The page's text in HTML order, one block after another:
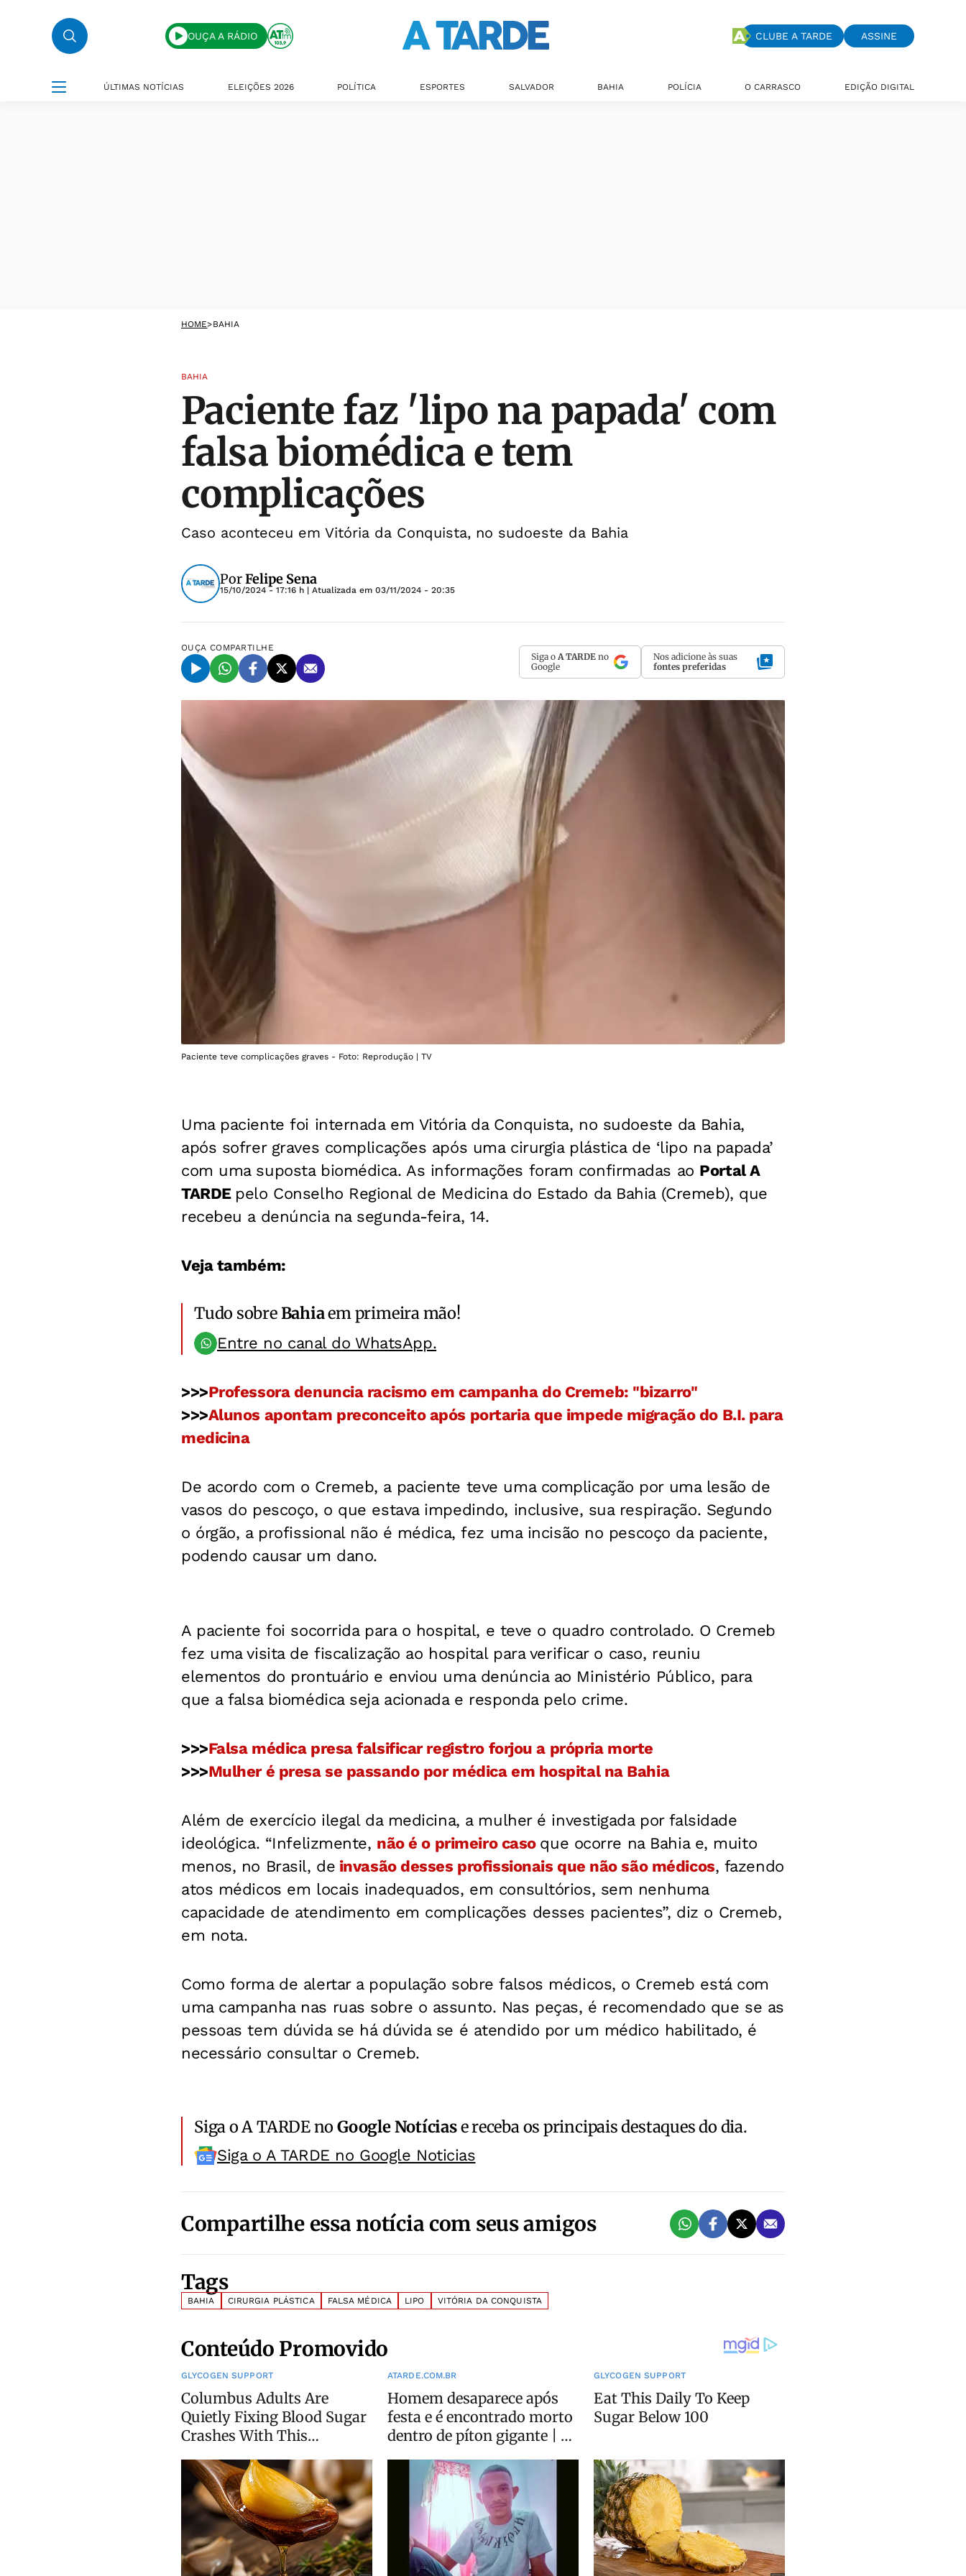
OUÇA A RÁDIO CLUBE A TARDE ASSINE
ÚLTIMAS NOTÍCIAS ELEIÇÕES 2026 POLÍTICA ESPORTES SALVADOR BAHIA POLÍCIA O CARRASCO EDIÇÃO DIGITAL
HOME>BAHIA
BAHIA
Paciente faz 'lipo na papada' com
falsa biomédica e tem
complicações
Caso aconteceu em Vitória da Conquista, no sudoeste da Bahia
PorFelipe Sena
15/10/2024 - 17:16 h | Atualizada em 03/11/2024 - 20:35
OUÇA COMPARTILHE
Siga o A TARDE no
Google
Nos adicione às suas
fontes preferidas
Paciente teve complicações graves - Foto: Reprodução | TV
Uma paciente foi internada em Vitória da Conquista, no sudoeste da Bahia,
após sofrer graves complicações após uma cirurgia plástica de ‘lipo na papada’
com uma suposta biomédica. As informações foram confirmadas ao Portal A
TARDE pelo Conselho Regional de Medicina do Estado da Bahia (Cremeb), que
recebeu a denúncia na segunda-feira, 14.
Veja também:
Tudo sobreBahiaem primeira mão!
Entre no canal do WhatsApp.
>>>Professora denuncia racismo em campanha do Cremeb: "bizarro"
>>>Alunos apontam preconceito após portaria que impede migração do B.I. para
medicina
De acordo com o Cremeb, a paciente teve uma complicação por uma lesão de
vasos do pescoço, o que estava impedindo, inclusive, sua respiração. Segundo
o órgão, a profissional não é médica, fez uma incisão no pescoço da paciente,
podendo causar um dano.
A paciente foi socorrida para o hospital, e teve o quadro controlado. O Cremeb
fez uma visita de fiscalização ao hospital para verificar o caso, reuniu
elementos do prontuário e enviou uma denúncia ao Ministério Público, para
que a falsa biomédica seja acionada e responda pelo crime.
>>>Falsa médica presa falsificar registro forjou a própria morte
>>>Mulher é presa se passando por médica em hospital na Bahia
Além de exercício ilegal da medicina, a mulher é investigada por falsidade
ideológica. “Infelizmente, não é o primeiro caso que ocorre na Bahia e, muito
menos, no Brasil, de invasão desses profissionais que não são médicos, fazendo
atos médicos em locais inadequados, em consultórios, sem nenhuma
capacidade de atendimento em complicações desses pacientes”, diz o Cremeb,
em nota.
Como forma de alertar a população sobre falsos médicos, o Cremeb está com
uma campanha nas ruas sobre o assunto. Nas peças, é recomendado que se as
pessoas tem dúvida se há dúvida se é atendido por um médico habilitado, é
necessário consultar o Cremeb.
Siga o A TARDE noGoogle Notíciase receba os principais destaques do dia.
Siga o A TARDE no Google Noticias
Compartilhe essa notícia com seus amigos
Tags
BAHIA CIRURGIA PLÁSTICA FALSA MÉDICA LIPO VITÓRIA DA CONQUISTA